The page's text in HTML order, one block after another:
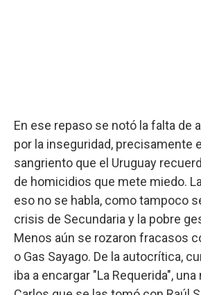
En ese repaso se notó la falta de
por la inseguridad, precisamente
sangriento que el Uruguay
de homicidios que mete miedo.
eso no se habla, como tampoco
crisis de Secundaria y la pobre
Menos aún se rozaron fracasos
o Gas Sayago. De la autocrítica,
iba a encargar "La Requerida",